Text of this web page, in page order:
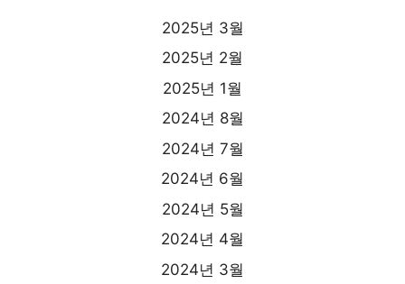
2025년 3월
2025년 2월
2025년 1월
2024년 8월
2024년 7월
2024년 6월
2024년 5월
2024년 4월
2024년 3월